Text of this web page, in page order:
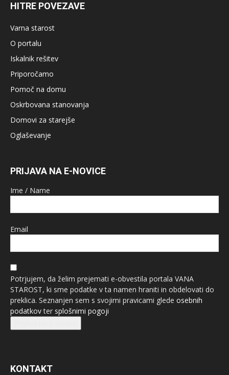
HITRE POVEZAVE
Varna starost
O portalu
Iskalnik rešitev
Priporočamo
Pomoč na domu
Oskrbovana stanovanja
Domovi za starejše
Oglaševanje
PRIJAVA NA E-NOVICE
Ime / Name
Email
Potrjujem, da želim prejemati e-obvestila portala VANA
STAROST, ki sme podatke v ta namen hraniti in obdelovati do
preklica. Seznanjen sem s svojimi pravicami glede osebnih
podatkovter splošnimi pogoji
KONTAKT